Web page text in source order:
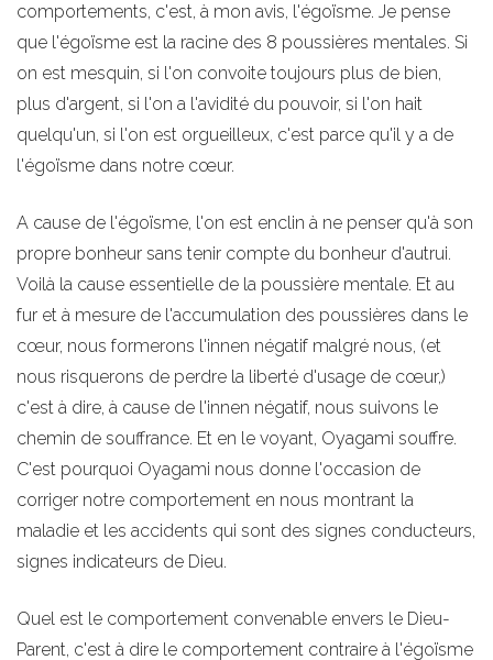
comportements, c'est, à mon avis, l'égoïsme. Je pense
que l'égoïsme est la racine des 8 poussières mentales. Si
on est mesquin, si l'on convoite toujours plus de bien,
plus d'argent, si l'on a l'avidité du pouvoir, si l'on hait
quelqu'un, si l'on est orgueilleux, c'est parce qu'il y a de
l'égoïsme dans notre cœur.
A cause de l'égoïsme, l'on est enclin à ne penser qu'à son
propre bonheur sans tenir compte du bonheur d'autrui.
Voilà la cause essentielle de la poussière mentale. Et au
fur et à mesure de l'accumulation des poussières dans le
cœur, nous formerons l'innen négatif malgré nous, (et
nous risquerons de perdre la liberté d'usage de cœur,)
c'est à dire, à cause de l'innen négatif, nous suivons le
chemin de souffrance. Et en le voyant, Oyagami souffre.
C'est pourquoi Oyagami nous donne l'occasion de
corriger notre comportement en nous montrant la
maladie et les accidents qui sont des signes conducteurs,
signes indicateurs de Dieu.
Quel est le comportement convenable envers le Dieu-
Parent, c'est à dire le comportement contraire à l'égoïsme